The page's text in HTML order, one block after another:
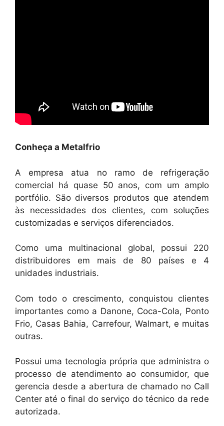
Conheça a Metalfrio
A empresa atua no ramo de refrigeração
comercial há quase 50 anos, com um amplo
portfólio. São diversos produtos que atendem
às necessidades dos clientes, com soluções
customizadas e serviços diferenciados.
Como uma multinacional global, possui 220
distribuidores em mais de 80 países e 4
unidades industriais.
Com todo o crescimento, conquistou clientes
importantes como a Danone, Coca-Cola, Ponto
Frio, Casas Bahia, Carrefour, Walmart, e muitas
outras.
Possui uma tecnologia própria que administra o
processo de atendimento ao consumidor, que
gerencia desde a abertura de chamado no Call
Center até o final do serviço do técnico da rede
autorizada.